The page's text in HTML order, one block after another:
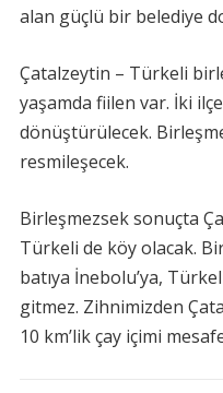
alan güçlü bir belediye
Çatalzeytin – Türkeli
yaşamda fiilen var. İki
dönüştürülecek.
resmileşecek.
Birleşmezsek sonuçta
Türkeli de köy olacak.
batıya İnebolu’ya,
gitmez. Zihnimizden
10 km’lik çay içimi